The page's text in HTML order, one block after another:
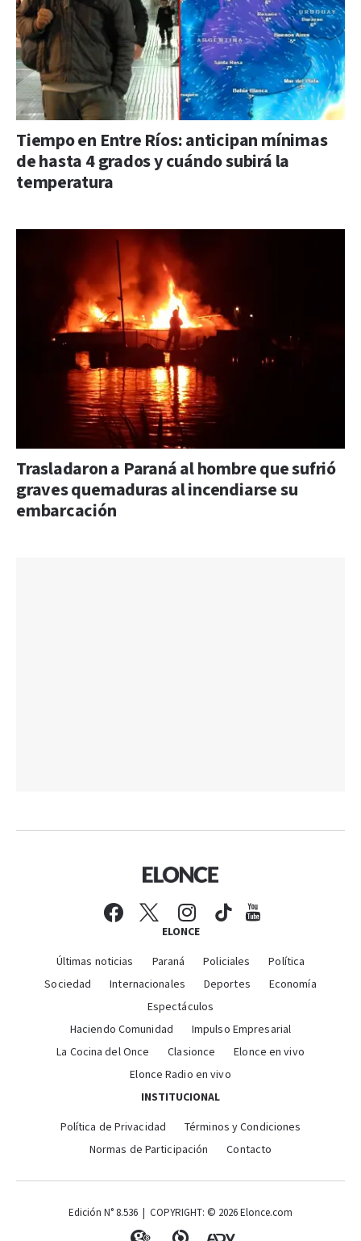
Tiempo en Entre Ríos: anticipan mínimas
de hasta 4 grados y cuándo subirá la
temperatura
Trasladaron a Paraná al hombre que sufrió
graves quemaduras al incendiarse su
embarcación
ELONCE
Últimas noticias Paraná Policiales
Política
Sociedad
Internacionales Deportes
Economía
Espectáculos
Haciendo Comunidad
Impulso Empresarial
La Cocina del Once
Clasionce
Elonce en vivo
Elonce Radio en vivo
INSTITUCIONAL
Política de Privacidad
Términos y Condiciones
Normas de Participación
Contacto
Edición N° 8.536 | COPYRIGHT: © 2026 Elonce.com